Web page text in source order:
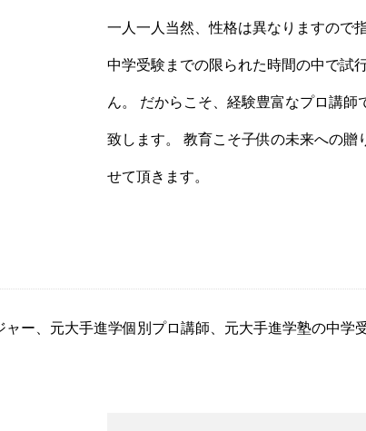
一人一人当然、性格は異なりますので
中学受験までの限られた時間の中で試
ん。 だからこそ、経験豊富なプロ講師
致します。 教育こそ子供の未来への贈
せて頂きます。
ー、元大手進学個別プロ講師、元大手進学塾の中学